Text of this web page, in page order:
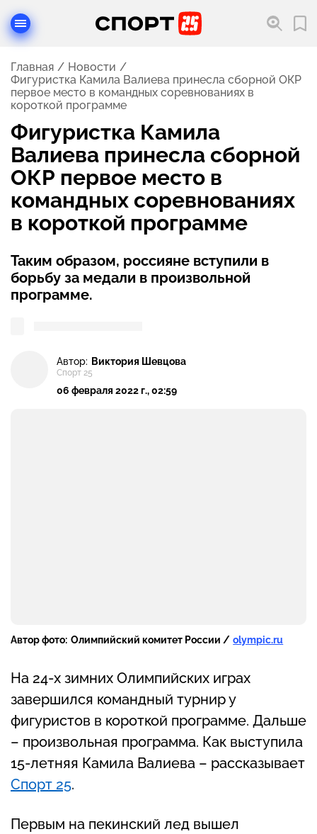
Главная
Новости
Фигуристка Камила Валиева принесла сборной ОКР
первое место в командных соревнованиях в
короткой программе
Фигуристка Камила
Валиева принесла сборной
ОКР первое место в
командных соревнованиях
в короткой программе
Таким образом, россияне вступили в
борьбу за медали в произвольной
программе.
Автор: Виктория Шевцова
Спорт 25
06 февраля 2022 г., 02:59
Автор фото: Олимпийский комитет России / olympic.ru
На 24-х зимних Олимпийских играх
завершился командный турнир у
фигуристов в короткой программе. Дальше
– произвольная программа. Как выступила
15-летняя Камила Валиева – рассказывает
Спорт 25.
Первым на пекинский лед вышел